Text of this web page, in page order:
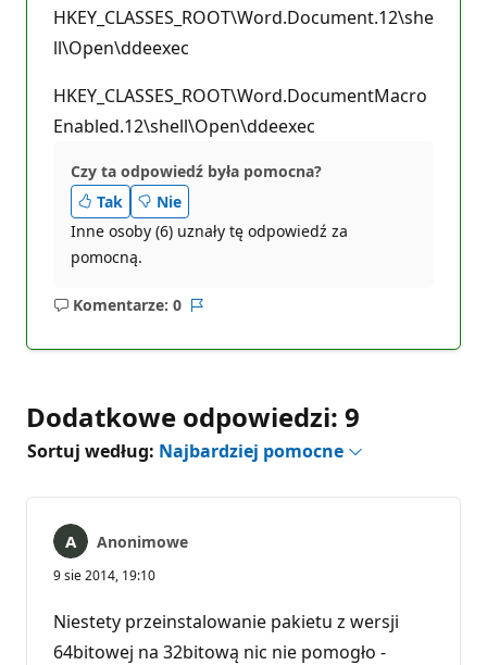
HKEY_CLASSES_ROOT\Word.Document.12\she
ll\Open\ddeexec
HKEY_CLASSES_ROOT\Word.DocumentMacro
Enabled.12\shell\Open\ddeexec
Czy ta odpowiedź była pomocna?
Tak
Nie
Inne osoby (6) uznały tę odpowiedź za
pomocną.
Komentarze: 0
Brak
Dodatkowe odpowiedzi: 9
Sortuj według: Najbardziej pomocne
Anonimowe
9 sie 2014, 19:10
Niestety przeinstalowanie pakietu z wersji
64bitowej na 32bitową nic nie pomogło -